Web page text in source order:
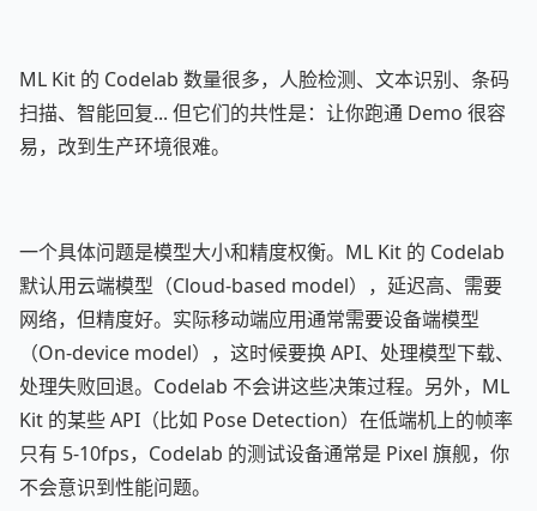
ML Kit 的 Codelab 数量很多，人脸检测、文本识别、条码
扫描、智能回复... 但它们的共性是：让你跑通 Demo 很容
易，改到生产环境很难。
一个具体问题是模型大小和精度权衡。ML Kit 的 Codelab
默认用云端模型（Cloud-based model），延迟高、需要
网络，但精度好。实际移动端应用通常需要设备端模型
（On-device model），这时候要换 API、处理模型下载、
处理失败回退。Codelab 不会讲这些决策过程。另外，ML
Kit 的某些 API（比如 Pose Detection）在低端机上的帧率
只有 5-10fps，Codelab 的测试设备通常是 Pixel 旗舰，你
不会意识到性能问题。